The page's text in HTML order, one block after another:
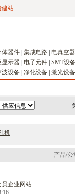
建站
体器件 集成电路
电真空
显示器
电子元件 SMT设备
波设备 净化设备 激光设备
机
产品/公
员企业网站